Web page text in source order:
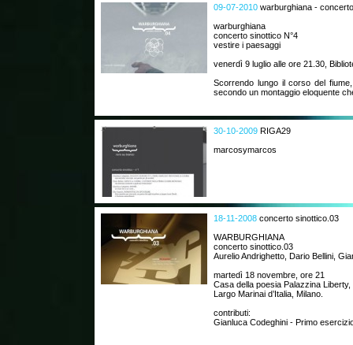
09-07-2010 warburghiana -
warburghiana
concerto sinottico N°4
vestire i paesaggi
venerdì 9 luglio alle ore 21.30,
Scorrendo lungo il corso del
secondo un montaggio eloquente
30-10-2009 RIGA29
marcosymarcos
18-11-2008 concerto sinottico.03
WARBURGHIANA
concerto sinottico.03
Aurelio Andrighetto, Dario Bellini,
martedì 18 novembre, ore 21
Casa della poesia Palazzina Liberty,
Largo Marinai d’Italia, Milano.
contributi:
Gianluca Codeghini - Primo